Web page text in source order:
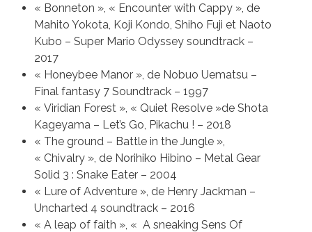
« Bonneton », « Encounter with Cappy », de
Mahito Yokota, Koji Kondo, Shiho Fuji et Naoto
Kubo – Super Mario Odyssey soundtrack –
2017
« Honeybee Manor », de Nobuo Uematsu –
Final fantasy 7 Soundtrack – 1997
« Viridian Forest », « Quiet Resolve »de Shota
Kageyama – Let’s Go, Pikachu ! – 2018
« The ground – Battle in the Jungle »,
« Chivalry », de Norihiko Hibino – Metal Gear
Solid 3 : Snake Eater – 2004
« Lure of Adventure », de Henry Jackman –
Uncharted 4 soundtrack – 2016
« A leap of faith », « A sneaking Sens Of